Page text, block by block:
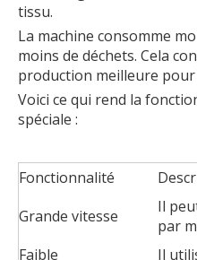
tissu.
La machine consomme
moins de déchets. Cela
production meilleure pour
Voici ce qui rend la
spéciale :
Fonctionnalité
Grande vitesse
Il
par
Faible
Il